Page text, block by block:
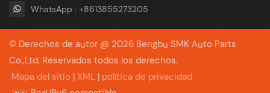
WhatsApp : +8613855273205
© Derechos de autor @ 2026 Bengbu SMK Auto Parts
Co.,Ltd. Reservados todos los derechos.
Mapa del sitio | XML | política de privacidad